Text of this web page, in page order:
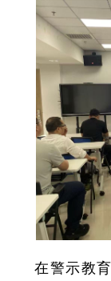
在警示教